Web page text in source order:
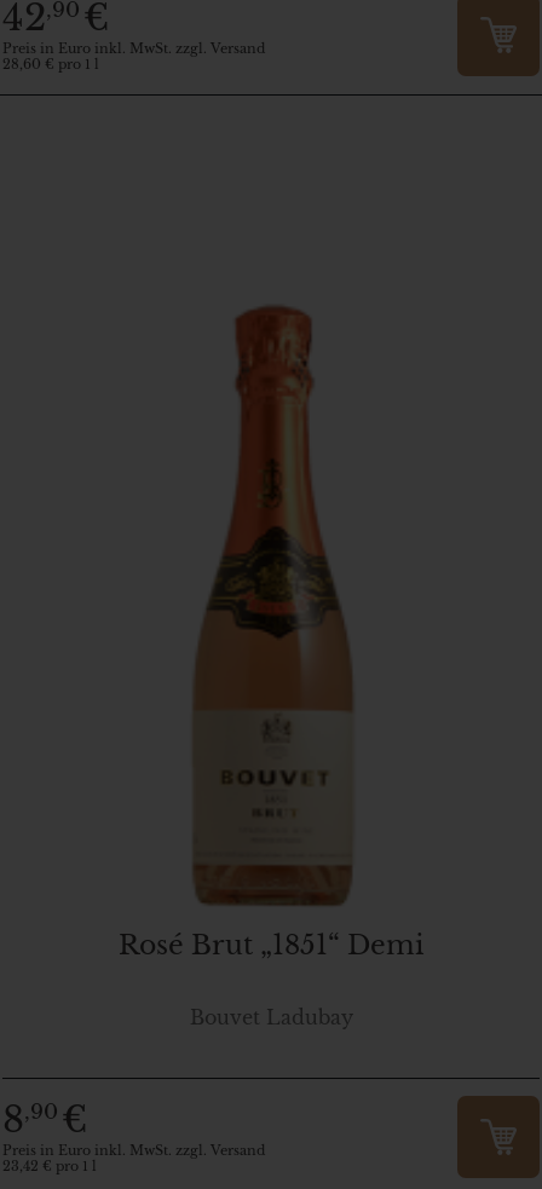
42,90 €
Preis in Euro inkl. MwSt. zzgl. Versand
28,60 € pro 1 l
Rosé Brut „1851“ Demi
Bouvet Ladubay
8,90 €
Preis in Euro inkl. MwSt. zzgl. Versand
23,42 € pro 1 l